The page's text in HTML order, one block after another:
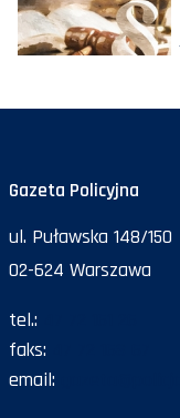
Gazeta Policyjna
ul. Puławska 148/150
02-624 Warszawa
tel.:
faks:
email: